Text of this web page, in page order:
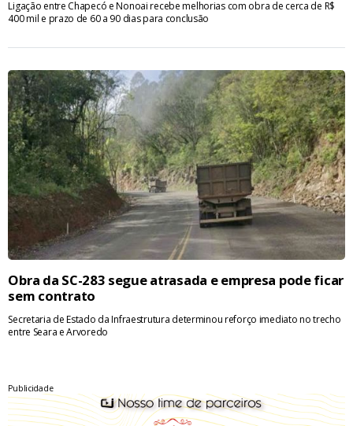
Ligação entre Chapecó e Nonoai recebe melhorias com obra de cerca de R$
400 mil e prazo de 60 a 90 dias para conclusão
Obra da SC-283 segue atrasada e empresa pode ficar
sem contrato
Secretaria de Estado da Infraestrutura determinou reforço imediato no trecho
entre Seara e Arvoredo
Publicidade